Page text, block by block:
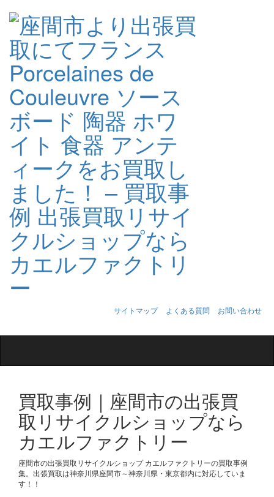
サイトマップ よくある質問
お問い合わせ
買取事例｜座間市の出張買
取リサイクルショップなら
カエルファクトリー
座間市の出張買取リサイクルショップ カエルファクトリーの買取事例
集。出張買取は神奈川県座間市～神奈川県・東京都内に対応していま
す！！